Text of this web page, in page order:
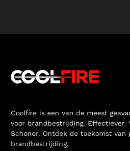
Coolfire is een van de meest
voor brandbestrijding. Effectiever.
Schoner. Ontdek de toekomst van
brandbestrijding.